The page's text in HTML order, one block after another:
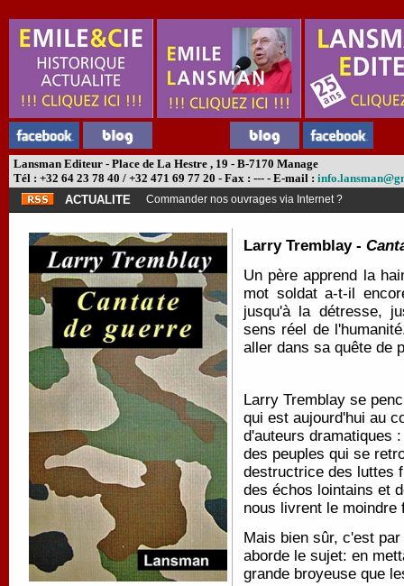
Lansman Editeur - Place de La Hestre , 19 - B-7170 Manage
Tél : +32 64 23 78 40 / +32 471 69 77 20 - Fax : --- - E-mail :
ACTUALITE
Commander nos ouvrages via Internet ?
Larry Tremblay -
Un père apprend la
mot soldat a-t-il
jusqu'à la détresse,
sens réel de
aller dans sa quête de
Larry Tremblay se
qui est aujourd'hui au
d'auteurs dramatiques
des peuples qui se
destructrice des luttes
des échos lointains et
nous livrent le
Mais bien sûr, c'est
aborde le sujet: en
grande broyeuse que